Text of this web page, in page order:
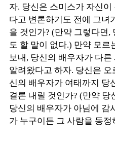
자. 당신은 스미스가 자신
다고 변론하기도 전에 그녀
을 것인가? (만약 그렇다면,
도 할 말이 없다.) 만약 모르
보내, 당신의 배우자가 다
알려왔다고 하자. 당신은
신의 배우자가 여태까지 당
결론 내릴 것인가? (만약 당
당신의 배우자가 아님에 감
가 누구이든 그 사람을 동정